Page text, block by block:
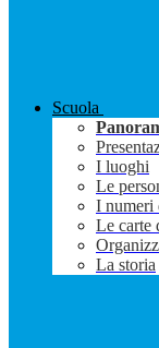
Scuola
I luoghi
Le
I numeri
Le carte
La storia